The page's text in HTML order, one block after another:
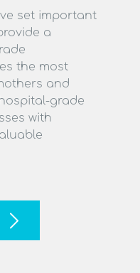
set important
a
the most
and
grade
with